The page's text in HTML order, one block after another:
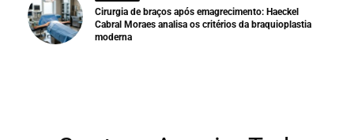
Cirurgia de braços após emagrecimento: Haeckel
Cabral Moraes analisa os critérios da braquioplastia
moderna